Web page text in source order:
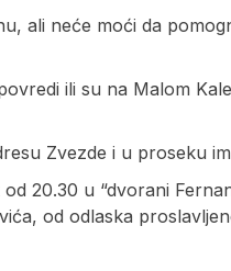
ali neće moći da
ili su na Malom
Zvezde i u proseku
20.30 u “dvorani
od odlaska